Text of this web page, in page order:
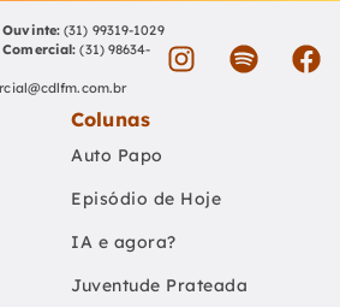
(31) 99319-1029
(31) 98634-
Colunas
Auto Papo
Episódio de Hoje
IA e agora?
Juventude Prateada